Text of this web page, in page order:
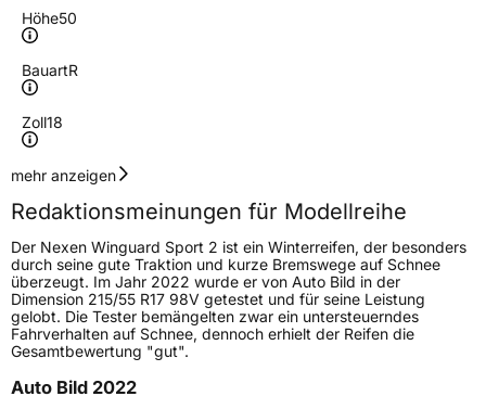
Höhe50
BauartR
Zoll18
Geschwindigkeitsindex
Höchstgeschwindigkeit
240 km/h
Lastindex101
Höchstlast825 kg
Gewicht (in kg)11,87 kg
Generelle Merkmale
mehr anzeigen
Redaktionsmeinungen für Modellreihe
Der Nexen Winguard Sport 2 ist ein Winterreifen, der besonders
durch seine gute Traktion und kurze Bremswege auf Schnee
überzeugt. Im Jahr 2022 wurde er von Auto Bild in der
Dimension 215/55 R17 98V getestet und für seine Leistung
gelobt. Die Tester bemängelten zwar ein untersteuerndes
Fahrverhalten auf Schnee, dennoch erhielt der Reifen die
Gesamtbewertung "gut".
Auto Bild 2022